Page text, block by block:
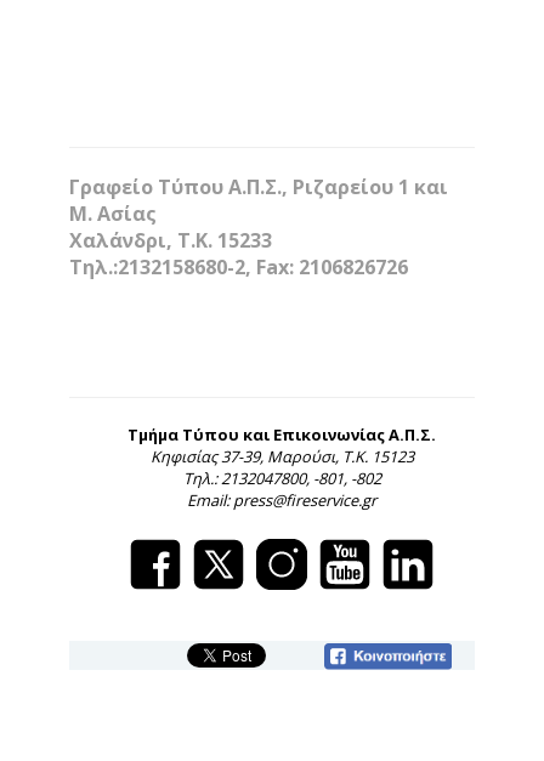
Γραφείο Τύπου Α.Π.Σ., Ριζαρείου 1 και
Μ. Ασίας
Χαλάνδρι, Τ.Κ. 15233
Τηλ.:2132158680-2, Fax: 2106826726
Τμήμα Τύπου και Επικοινωνίας Α.Π.Σ.
Κηφισίας 37-39, Μαρούσι, Τ.Κ. 15123
Τηλ.: 2132047800, -801, -802
Email: press@fireservice.gr